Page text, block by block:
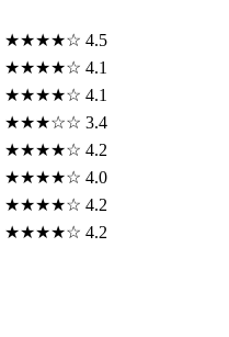
★★★★☆ 4.5
★★★★☆ 4.1
★★★★☆ 4.1
★★★☆☆ 3.4
★★★★☆ 4.2
★★★★☆ 4.0
★★★★☆ 4.2
★★★★☆ 4.2